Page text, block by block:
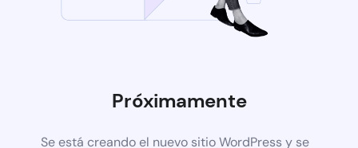
Próximamente
Se está creando el nuevo sitio WordPress y se